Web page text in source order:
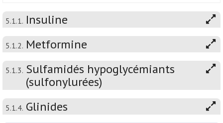
5.1.1. Insuline
5.1.2. Metformine
5.1.3. Sulfamidés hypoglycémiants
(sulfonylurées)
5.1.4. Glinides